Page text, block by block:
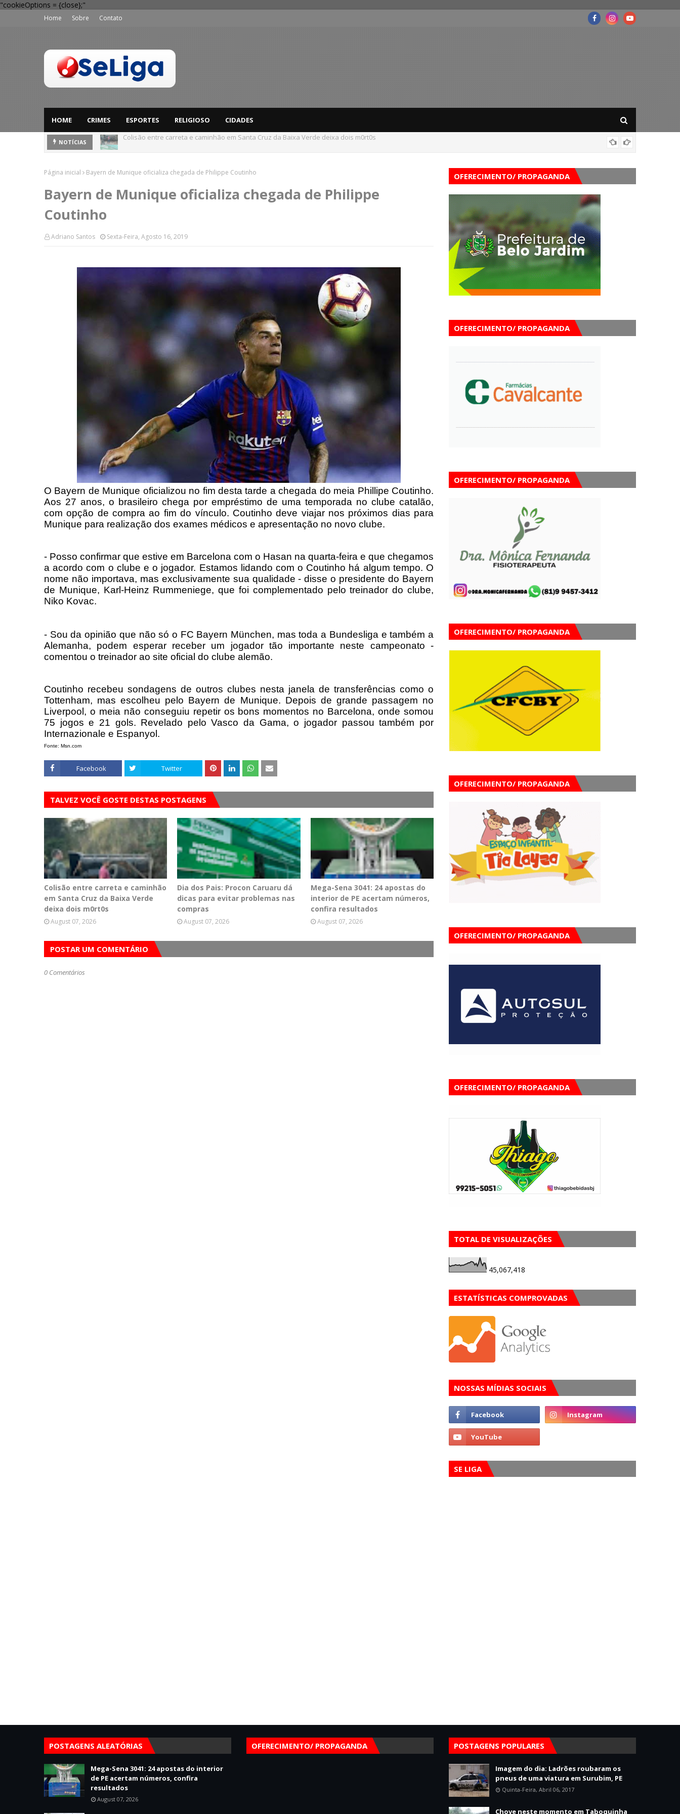
"cookieOptions = {close};"
Home Sobre Contato
HOME CRIMES ESPORTES RELIGIOSO CIDADES
NOTÍCIAS Dia dos Pais: Procon Caruaru dá dicas para evitar problemas nas compras
Página inicial Bayern de Munique oficializa chegada de Philippe Coutinho
Bayern de Munique oficializa chegada de Philippe
Coutinho
Adriano Santos Sexta-Feira, Agosto 16, 2019
O Bayern de Munique oficializou no fim desta tarde a chegada do meia Phillipe Coutinho.
Aos 27 anos, o brasileiro chega por empréstimo de uma temporada no clube catalão,
com opção de compra ao fim do vínculo. Coutinho deve viajar nos próximos dias para
Munique para realização dos exames médicos e apresentação no novo clube.
- Posso confirmar que estive em Barcelona com o Hasan na quarta-feira e que chegamos
a acordo com o clube e o jogador. Estamos lidando com o Coutinho há algum tempo. O
nome não importava, mas exclusivamente sua qualidade - disse o presidente do Bayern
de Munique, Karl-Heinz Rummeniege, que foi complementado pelo treinador do clube,
Niko Kovac.
- Sou da opinião que não só o FC Bayern München, mas toda a Bundesliga e também a
Alemanha, podem esperar receber um jogador tão importante neste campeonato -
comentou o treinador ao site oficial do clube alemão.
Coutinho recebeu sondagens de outros clubes nesta janela de transferências como o
Tottenham, mas escolheu pelo Bayern de Munique. Depois de grande passagem no
Liverpool, o meia não conseguiu repetir os bons momentos no Barcelona, onde somou
75 jogos e 21 gols. Revelado pelo Vasco da Gama, o jogador passou também por
Internazionale e Espanyol.
Fonte: Msn.com
Facebook Twitter
TALVEZ VOCÊ GOSTE DESTAS POSTAGENS
Colisão entre carreta e caminhão
em Santa Cruz da Baixa Verde
deixa dois m0rt0s
August 07, 2026
Dia dos Pais: Procon Caruaru dá
dicas para evitar problemas nas
compras
August 07, 2026
Mega-Sena 3041: 24 apostas do
interior de PE acertam números,
confira resultados
August 07, 2026
POSTAR UM COMENTÁRIO
0 Comentários
OFERECIMENTO/ PROPAGANDA
OFERECIMENTO/ PROPAGANDA
OFERECIMENTO/ PROPAGANDA
OFERECIMENTO/ PROPAGANDA
OFERECIMENTO/ PROPAGANDA
OFERECIMENTO/ PROPAGANDA
OFERECIMENTO/ PROPAGANDA
TOTAL DE VISUALIZAÇÕES
45,067,418
ESTATÍSTICAS COMPROVADAS
NOSSAS MÍDIAS SOCIAIS
SE LIGA
POSTAGENS ALEATÓRIAS
Mega-Sena 3041: 24 apostas do interior
de PE acertam números, confira
resultados
August 07, 2026
OFERECIMENTO/ PROPAGANDA POSTAGENS POPULARES
Imagem do dia: Ladrões roubaram os
pneus de uma viatura em Surubim, PE
Quinta-Feira, Abril 06, 2017
Chove neste momento em Taboquinha